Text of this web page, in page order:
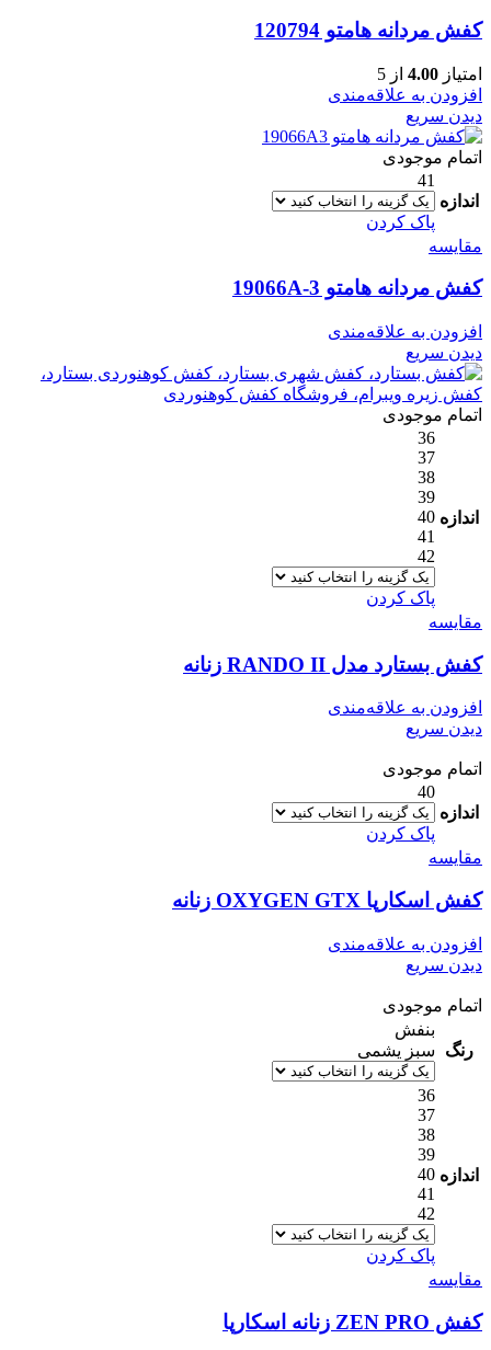
کفش مردانه هامتو 120794
امتیاز 4.00 از 5
افزودن به علاقه‌مندی
دیدن سریع
اتمام موجودی
اندازه
41
پاک کردن
مقایسه
کفش مردانه هامتو 19066A-3
افزودن به علاقه‌مندی
دیدن سریع
اتمام موجودی
اندازه
36
37
38
39
40
41
42
پاک کردن
مقایسه
کفش بستارد مدل RANDO II زنانه
افزودن به علاقه‌مندی
دیدن سریع
اتمام موجودی
اندازه
40
پاک کردن
مقایسه
کفش اسکارپا OXYGEN GTX زنانه
افزودن به علاقه‌مندی
دیدن سریع
اتمام موجودی
رنگ
بنفش
سبز یشمی
اندازه
36
37
38
39
40
41
42
پاک کردن
مقایسه
کفش ZEN PRO زنانه اسکارپا